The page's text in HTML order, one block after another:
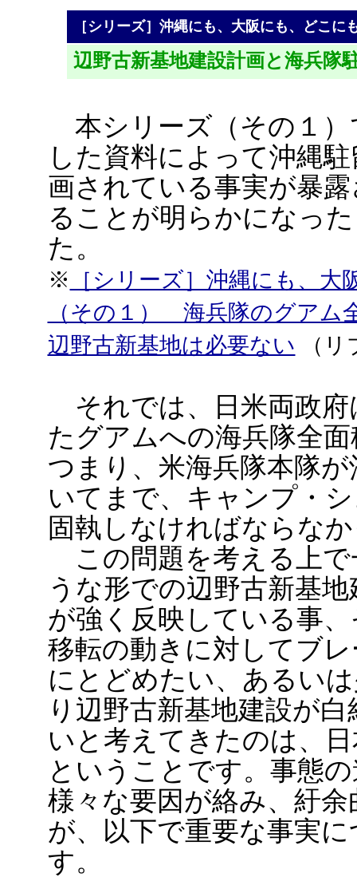
［シリーズ］沖縄にも、大阪にも、どこに
辺野古新基地建設計画と海兵隊
本シリーズ（その１）
した資料によって沖縄
画されている事実が暴
ることが明らかになっ
た。
※
［シリーズ］沖縄にも、
（その１） 海兵隊のグアム
辺野古新基地は必要ない （
それでは、日米両政府
たグアムへの海兵隊全
つまり、米海兵隊本隊
いてまで、キャンプ・
固執しなければならな
この問題を考える上で
うな形での辺野古新基
が強く反映している事
移転の動きに対してブ
にとどめたい、あるい
り辺野古新基地建設が
いと考えてきたのは、
ということです。事態
様々な要因が絡み、紆
が、以下で重要な事実
す。